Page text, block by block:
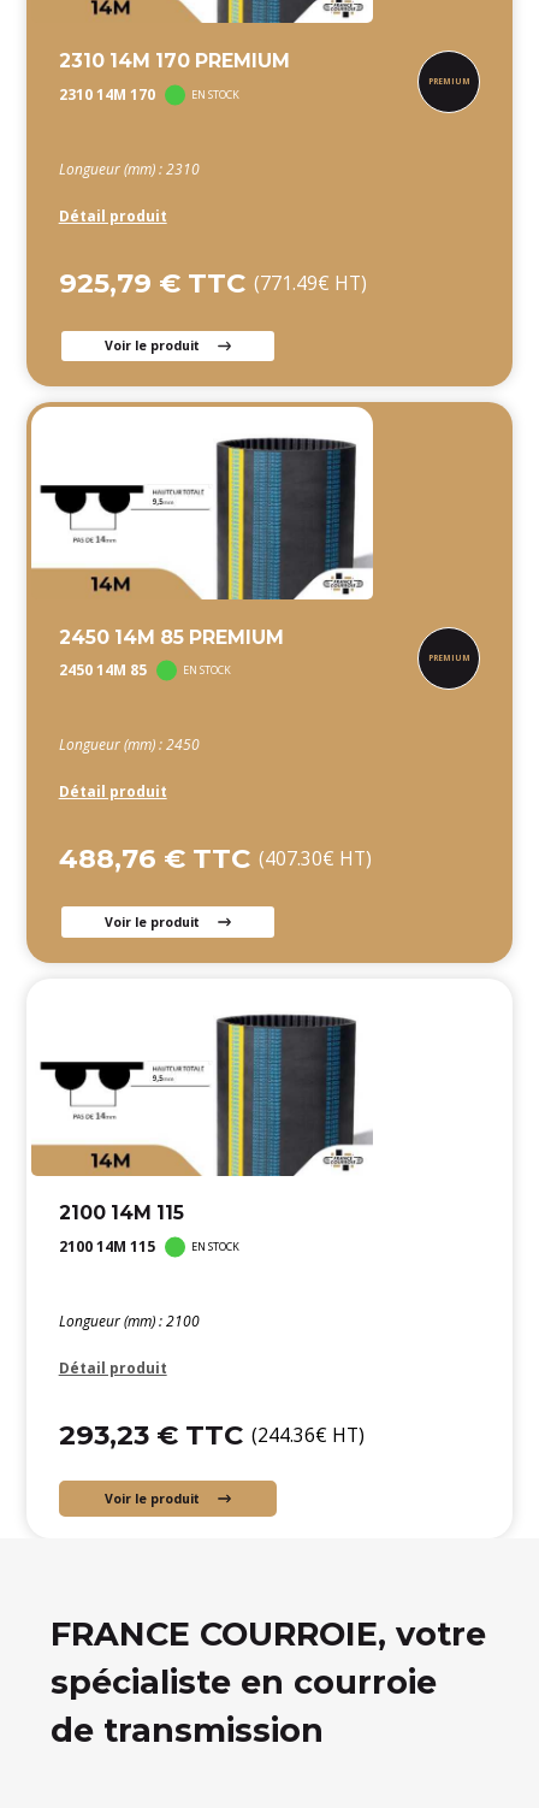
2310 14M 170 PREMIUM
2310 14M 170 EN STOCK
Longueur (mm) : 2310
Détail produit
925,79 € TTC (771.49€ HT)
Voir le produit
2450 14M 85 PREMIUM
2450 14M 85 EN STOCK
Longueur (mm) : 2450
Détail produit
488,76 € TTC (407.30€ HT)
Voir le produit
2100 14M 115
2100 14M 115 EN STOCK
Longueur (mm) : 2100
Détail produit
293,23 € TTC (244.36€ HT)
Voir le produit
FRANCE COURROIE, votre
spécialiste en courroie
de transmission